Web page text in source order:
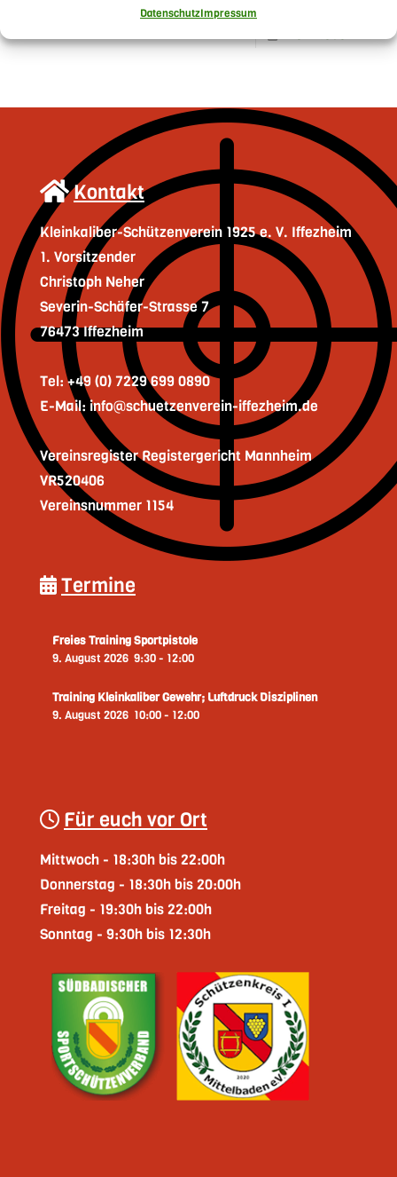
DatenschutzImpressum
mehr lesen
Kontakt
Kleinkaliber-Schützenverein 1925 e. V. Iffezheim
1. Vorsitzender
Christoph Neher
Severin-Schäfer-Strasse 7
76473 Iffezheim
Tel: +49 (0) 7229 699 0890
E-Mail: info@schuetzenverein-iffezheim.de
Vereinsregister Registergericht Mannheim
VR520406
Vereinsnummer 1154
Termine
Freies Training Sportpistole
9. August 2026 9:30- 12:00
Training Kleinkaliber Gewehr; Luftdruck Disziplinen
9. August 2026 10:00- 12:00
Für euch vor Ort
Mittwoch - 18:30h bis 22:00h
Donnerstag - 18:30h bis 20:00h
Freitag - 19:30h bis 22:00h
Sonntag - 9:30h bis 12:30h